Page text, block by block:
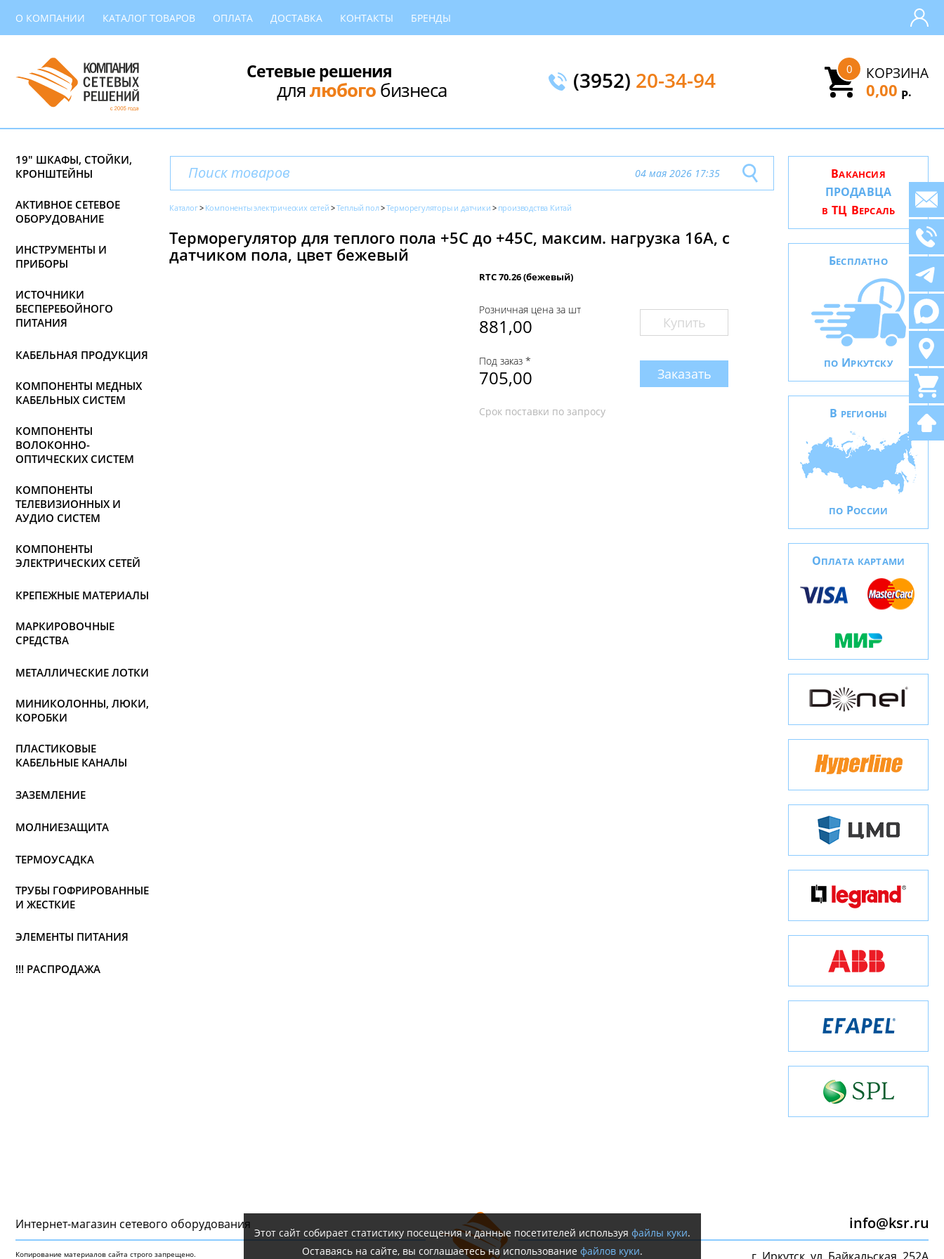
О КОМПАНИИ КАТАЛОГ ТОВАРОВ ОПЛАТА ДОСТАВКА КОНТАКТЫ БРЕНДЫ
Сетевые решения
длялюбогобизнеса (3952) 20-34-94 КОРЗИНА
0
0,00 Р.
19" ШКАФЫ, СТОЙКИ,
КРОНШТЕЙНЫ
АКТИВНОЕ СЕТЕВОЕ
ОБОРУДОВАНИЕ
ИНСТРУМЕНТЫ И
ПРИБОРЫ
ИСТОЧНИКИ
БЕСПЕРЕБОЙНОГО
ПИТАНИЯ
КАБЕЛЬНАЯ ПРОДУКЦИЯ
КОМПОНЕНТЫ МЕДНЫХ
КАБЕЛЬНЫХ СИСТЕМ
КОМПОНЕНТЫ
ВОЛОКОННО-
ОПТИЧЕСКИХ СИСТЕМ
КОМПОНЕНТЫ
ТЕЛЕВИЗИОННЫХ И
АУДИО СИСТЕМ
КОМПОНЕНТЫ
ЭЛЕКТРИЧЕСКИХ СЕТЕЙ
КРЕПЕЖНЫЕ МАТЕРИАЛЫ
МАРКИРОВОЧНЫЕ
СРЕДСТВА
МЕТАЛЛИЧЕСКИЕ ЛОТКИ
МИНИКОЛОННЫ, ЛЮКИ,
КОРОБКИ
ПЛАСТИКОВЫЕ
КАБЕЛЬНЫЕ КАНАЛЫ
ЗАЗЕМЛЕНИЕ
МОЛНИЕЗАЩИТА
ТЕРМОУСАДКА
ТРУБЫ ГОФРИРОВАННЫЕ
И ЖЕСТКИЕ
ЭЛЕМЕНТЫ ПИТАНИЯ
!!! РАСПРОДАЖА
04 мая 2026 17:35
Каталог Компоненты электрических сетей Теплый пол Терморегуляторы и датчики производства Китай
Терморегулятор для теплого пола +5С до +45С, максим. нагрузка 16А, с
датчиком пола, цвет бежевый
RTC 70.26 (бежевый)
Розничная цена за шт
881,00 Купить
Под заказ *
705,00 Заказать
Срок поставки по запросу
ВАКАНСИЯ
ПРОДАВЦА
В ТЦ ВЕРСАЛЬ
БЕСПЛАТНО
ПО ИРКУТСКУ
В РЕГИОНЫ
ПО РОССИИ
ОПЛАТА КАРТАМИ
Интернет-магазин сетeвого оборудования
Копирование материалов сайта строго запрещено.
info@ksr.ru
Этот сайт собирает статистику посещения и данные посетителей используя файлы куки.
Оставаясь на сайте, вы соглашаетесь на использование файлов куки.